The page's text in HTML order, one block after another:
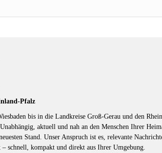
Pfalz
bis in die Landkreise Groß-Gerau und den
aktuell und nah an den Menschen Ihrer
Stand. Unser Anspruch ist es, relevante
schnell, kompakt und direkt aus Ihrer Umgebung.